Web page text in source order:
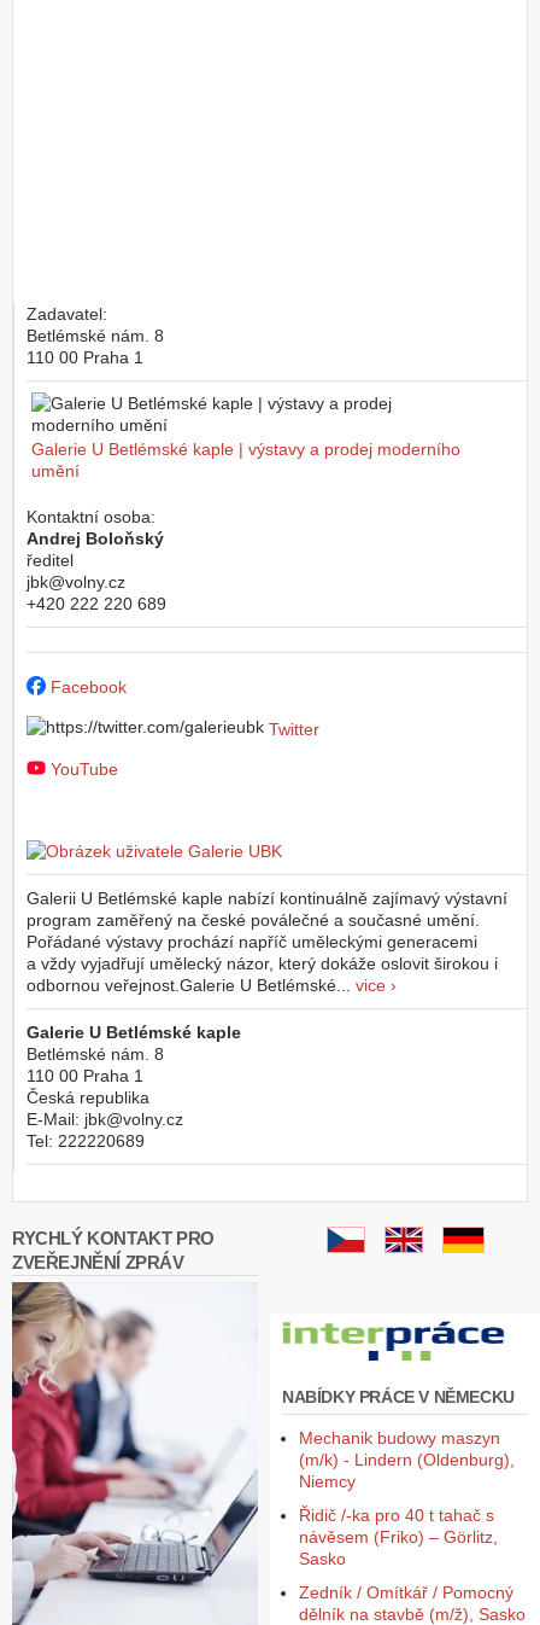
Zadavatel:
Betlémské nám. 8
110 00 Praha 1
Galerie U Betlémské kaple | výstavy a prodej moderního
umění
Kontaktní osoba:
Andrej Boloňský
ředitel
jbk@volny.cz
+420 222 220 689
Facebook
Twitter
YouTube
Galerii U Betlémské kaple nabízí kontinuálně zajímavý výstavní
program zaměřený na české poválečné a současné umění.
Pořádané výstavy prochází napříč uměleckými generacemi
a vždy vyjadřují umělecký názor, který dokáže oslovit širokou i
odbornou veřejnost.Galerie U Betlémské... vice ›
Galerie U Betlémské kaple
Betlémské nám. 8
110 00 Praha 1
Česká republika
E-Mail: jbk@volny.cz
Tel: 222220689
RYCHLÝ KONTAKT PRO
ZVEŘEJNĚNÍ ZPRÁV
NABÍDKY PRÁCE V NĚMECKU
Mechanik budowy maszyn
(m/k) - Lindern (Oldenburg),
Niemcy
Řidič /-ka pro 40 t tahač s
návěsem (Friko) – Görlitz,
Sasko
Zedník / Omítkář / Pomocný
dělník na stavbě (m/ž), Sasko